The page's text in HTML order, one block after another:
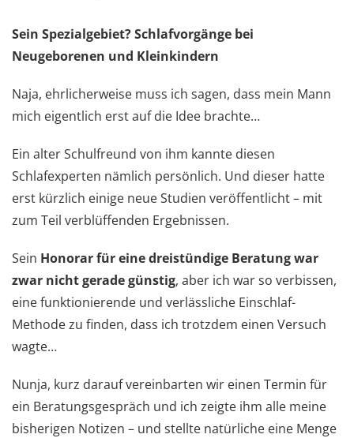
Sein Spezialgebiet? Schlafvorgänge bei
Neugeborenen und Kleinkindern
Naja, ehrlicherweise muss ich sagen, dass mein Mann
mich eigentlich erst auf die Idee brachte…
Ein alter Schulfreund von ihm kannte diesen
Schlafexperten nämlich persönlich. Und dieser hatte
erst kürzlich einige neue Studien veröffentlicht – mit
zum Teil verblüffenden Ergebnissen.
Sein Honorar für eine dreistündige Beratung war
zwar nicht gerade günstig, aber ich war so verbissen,
eine funktionierende und verlässliche Einschlaf-
Methode zu finden, dass ich trotzdem einen Versuch
wagte…
Nunja, kurz darauf vereinbarten wir einen Termin für
ein Beratungsgespräch und ich zeigte ihm alle meine
bisherigen Notizen – und stellte natürliche eine Menge